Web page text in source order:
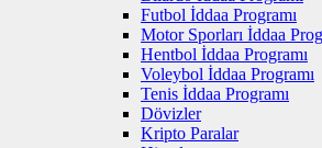
Futbol İddaa Programı
Motor Sporları İddaa
Hentbol İddaa Programı
Voleybol İddaa Programı
Tenis İddaa Programı
Dövizler
Kripto Paralar